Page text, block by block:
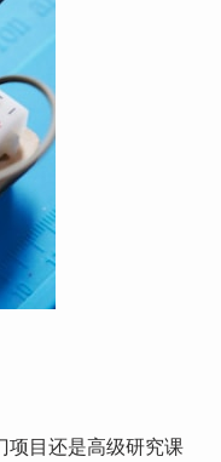
项目还是高级研究课